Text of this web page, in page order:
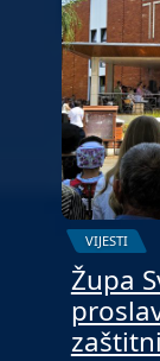
VIJESTI
Župa